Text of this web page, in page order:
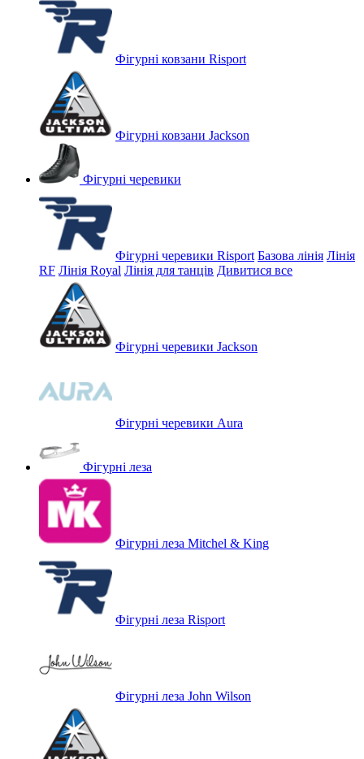
Фігурні ковзани Risport
Фігурні ковзани Jackson
Фігурні черевики
Фігурні черевики Risport Базова лінія Лінія
RF Лінія Royal Лінія для танців Дивитися все
Фігурні черевики Jackson
Фігурні черевики Aura
Фігурні леза
Фігурні леза Mitchel & King
Фігурні леза Risport
Фігурні леза John Wilson